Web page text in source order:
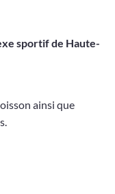
sportif de Haute-
ainsi que